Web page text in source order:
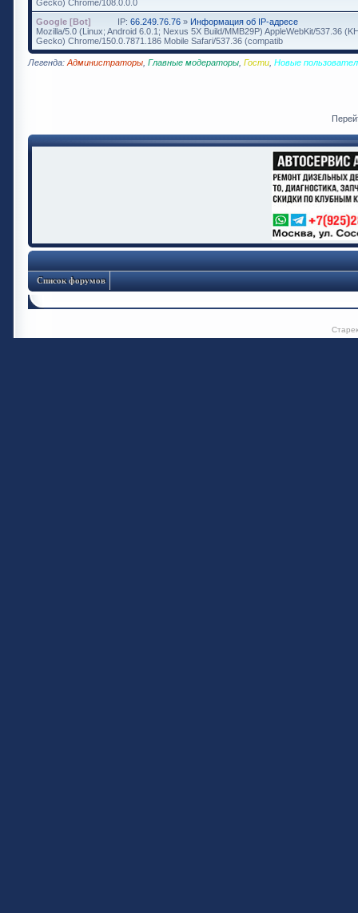
Gecko) Chrome/108.0.0.0
Google [Bot]
IP: 66.249.76.76 » Информация об IP-адресе
Mozilla/5.0 (Linux; Android 6.0.1; Nexus 5X Build/MMB29P) AppleWebKit/537.36
Gecko) Chrome/150.0.7871.186 Mobile Safari/537.36 (compatib
Легенда: Администраторы Главные модераторы Гости Новые
Список форумов